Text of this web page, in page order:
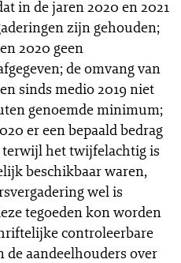
in de jaren 2020 en 2021
zijn gehouden;
2020 geen
de omvang van
sinds medio 2019 niet
genoemde minimum;
er een bepaald bedrag
het twijfelachtig is
beschikbaar waren,
wel is
tegoeden kon worden
controleerbare
aandeelhouders over